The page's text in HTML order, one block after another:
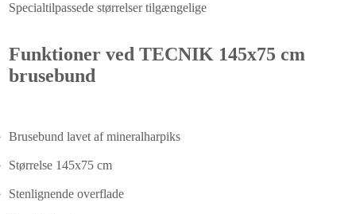
Specialtilpassede størrelser tilgængelige
Funktioner ved TECNIK 145x75 cm
brusebund
Brusebund lavet af mineralharpiks
Størrelse 145x75 cm
Stenlignende overflade